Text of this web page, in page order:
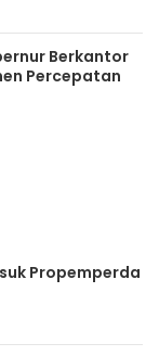
Berkantor
Percepatan
Propemperda